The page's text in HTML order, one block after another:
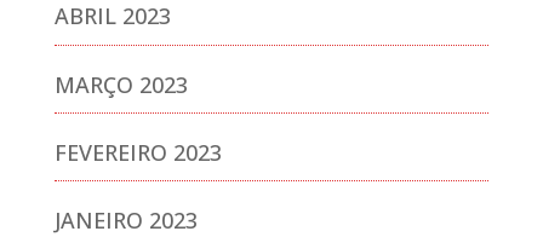
ABRIL 2023
MARÇO 2023
FEVEREIRO 2023
JANEIRO 2023